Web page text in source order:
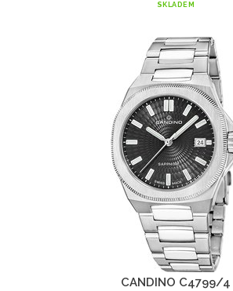
SKLADEM
CANDINO C4799/4